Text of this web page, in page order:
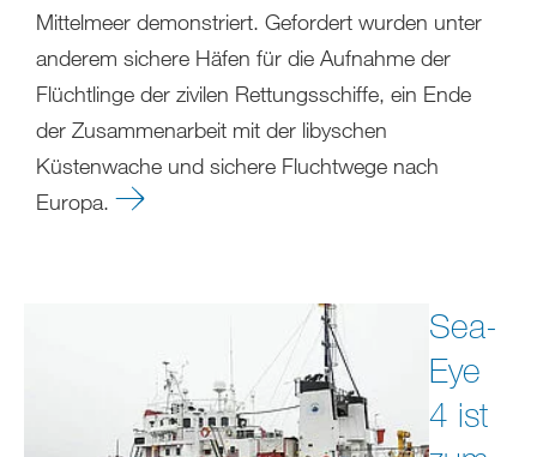
Mittelmeer demonstriert. Gefordert wurden unter
anderem sichere Häfen für die Aufnahme der
Flüchtlinge der zivilen Rettungsschiffe, ein Ende
der Zusammenarbeit mit der libyschen
Küstenwache und sichere Fluchtwege nach
Europa.
Sea-
Eye
4 ist